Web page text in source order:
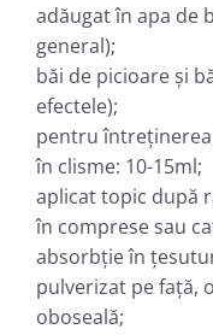
adăugat în apa de
general);
băi de picioare şi
efectele);
pentru
în clisme: 10-15ml;
aplicat topic după
în comprese sau
absorbţie în
pulverizat pe faţă,
oboseală;